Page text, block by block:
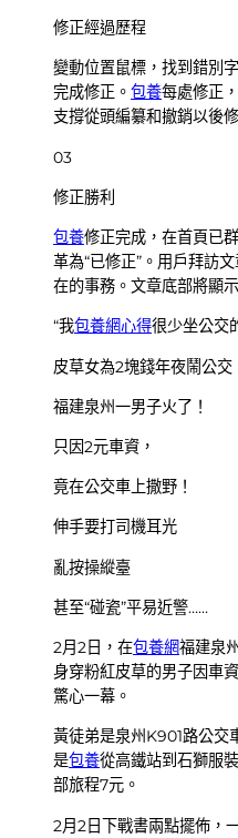
修正經過歷程
變動位置鼠標，找到錯別
完成修正。 包養每處修正
支撐從頭編纂和撤銷以後
03
修正勝利
包養修正完成，在首頁已
革為“已修正”。用戶拜訪
在的事務。文章底部將顯
“我包養網心得很少坐公交
皮草女為2塊錢年夜鬧公交
福建泉州一男子火了！
只因2元車資，
竟在公交車上撒野！
伸手要打司機耳光
亂按操縱臺
甚至“碰瓷”平易近警……
2月2日，在包養網福建泉
身穿粉紅皮草的男子因車
驚心一幕。
黃徒弟是泉州K901路公交
是包養從高鐵站到石獅服
部旅程7元。
2月2日下戰書兩點擺佈，